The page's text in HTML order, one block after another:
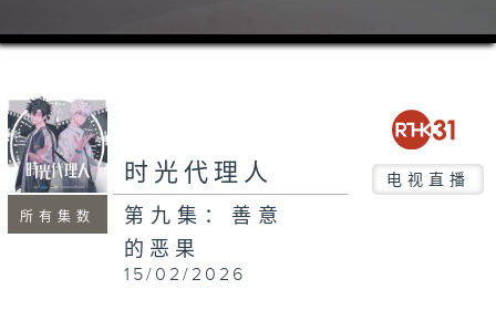
所有集数
时光代理人 电视直播
第九集：善意
的恶果
15/02/2026